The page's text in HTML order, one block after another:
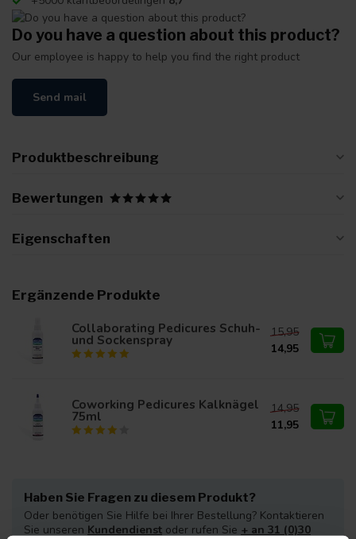
Do you have a question about this product?
Our employee is happy to help you find the right product
Send mail
Produktbeschreibung
Bewertungen
Eigenschaften
Ergänzende Produkte
Collaborating Pedicures Schuh-
und Sockenspray
15,95
14,95
Coworking Pedicures Kalknägel
75ml
14,95
11,95
Haben Sie Fragen zu diesem Produkt?
Oder benötigen Sie Hilfe bei Ihrer Bestellung? Kontaktieren
Sie unseren Kundendienst oder rufen Sie + an 31 (0)30